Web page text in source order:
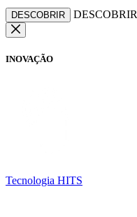
DESCOBRIR DESCOBRIR
INOVAÇÃO
Tecnologia HITS